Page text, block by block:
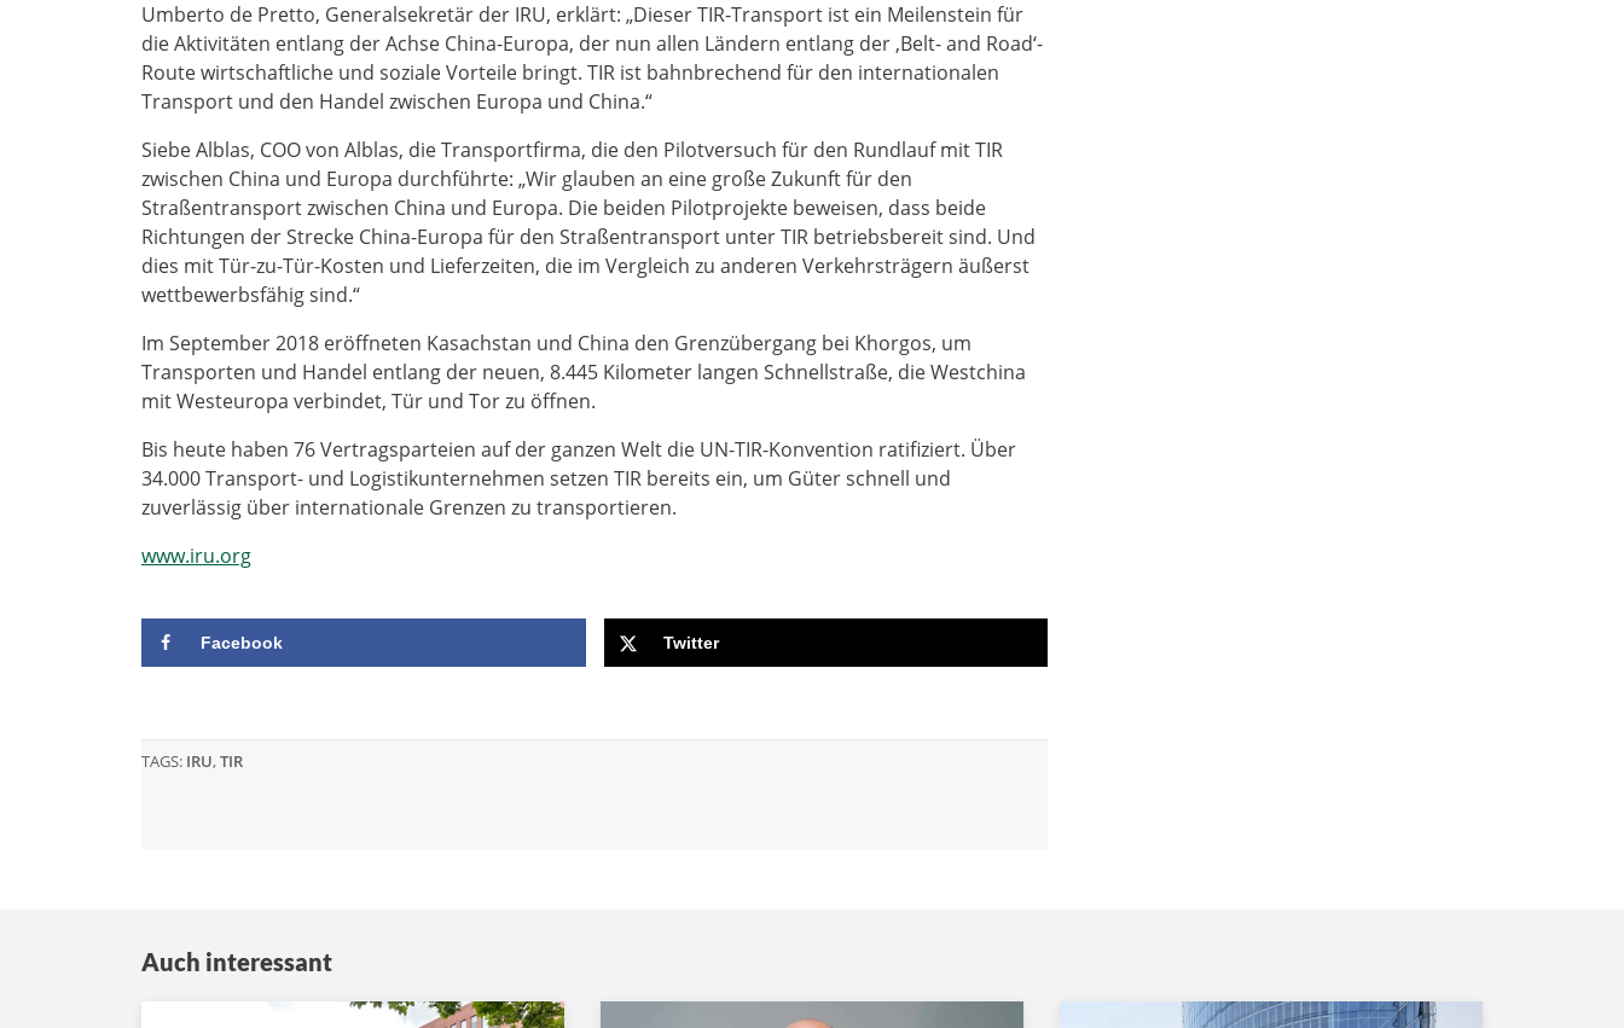
Umberto de Pretto, Generalsekretär der IRU, erklärt: „Dieser TIR-Transport ist ein Meilenstein für
die Aktivitäten entlang der Achse China-Europa, der nun allen Ländern entlang der ‚Belt- and Road‘-
Route wirtschaftliche und soziale Vorteile bringt. TIR ist bahnbrechend für den internationalen
Transport und den Handel zwischen Europa und China.“
Siebe Alblas, COO von Alblas, die Transportfirma, die den Pilotversuch für den Rundlauf mit TIR
zwischen China und Europa durchführte: „Wir glauben an eine große Zukunft für den
Straßentransport zwischen China und Europa. Die beiden Pilotprojekte beweisen, dass beide
Richtungen der Strecke China-Europa für den Straßentransport unter TIR betriebsbereit sind. Und
dies mit Tür-zu-Tür-Kosten und Lieferzeiten, die im Vergleich zu anderen Verkehrsträgern äußerst
wettbewerbsfähig sind.“
Im September 2018 eröffneten Kasachstan und China den Grenzübergang bei Khorgos, um
Transporten und Handel entlang der neuen, 8.445 Kilometer langen Schnellstraße, die Westchina
mit Westeuropa verbindet, Tür und Tor zu öffnen.
Bis heute haben 76 Vertragsparteien auf der ganzen Welt die UN-TIR-Konvention ratifiziert. Über
34.000 Transport- und Logistikunternehmen setzen TIR bereits ein, um Güter schnell und
zuverlässig über internationale Grenzen zu transportieren.
www.iru.org
Facebook Twitter
TAGS: IRU,TIR
Auch interessant